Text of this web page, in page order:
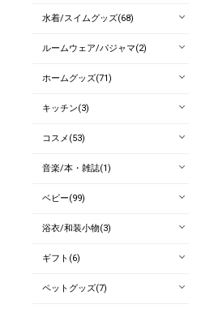
水着/スイムグッズ(68)
ルームウェア/パジャマ(2)
ホームグッズ(71)
キッチン(3)
コスメ(53)
音楽/本・雑誌(1)
ベビー(99)
浴衣/和装小物(3)
ギフト(6)
ペットグッズ(7)